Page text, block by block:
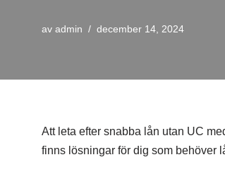
av admin december 14, 2024
Att leta efter snabba lån utan UC
finns lösningar för dig som behöver